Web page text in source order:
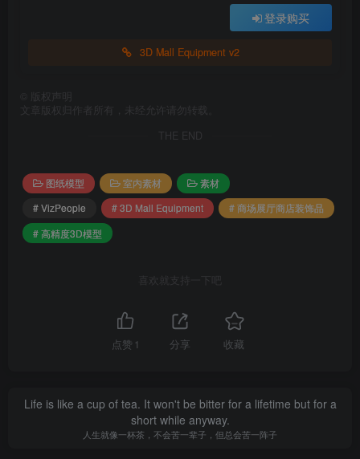
登录购买
3D Mall Equipment v2
版权声明
文章版权归作者所有，未经允许请勿转载。
THE END
图纸模型 室内素材
素材
# VizPeople
# 3D Mall Equipment
# 商场展厅商店装饰品
# 高精度3D模型
喜欢就支持一下吧
点赞 1 分享 收藏
Life is like a cup of tea. It won't be bitter for a lifetime but for a
short while anyway.
人生就像一杯茶，不会苦一辈子，但总会苦一阵子